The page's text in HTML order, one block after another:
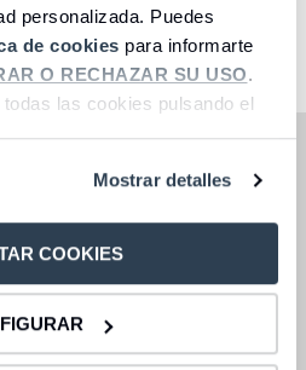
personalizada. Puedes
de cookies para informarte
O RECHAZAR SU USO.
las cookies pulsando el
Mostrar detalles
COOKIES
150.000€).
aquí